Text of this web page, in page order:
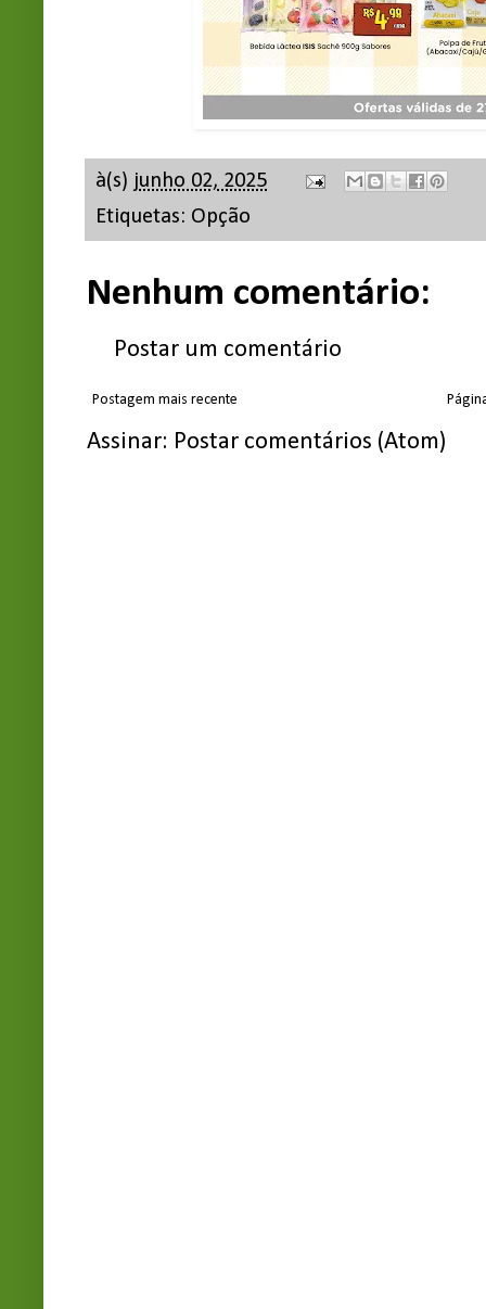
à(s) junho 02, 2025
Etiquetas: Opção
Nenhum comentário:
Postar um comentário
Postagem mais recente
Assinar: Postar comentários (Atom)